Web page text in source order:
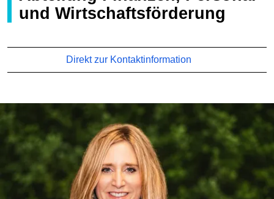
und Wirtschaftsförderung
Direkt zur Kontaktinformation